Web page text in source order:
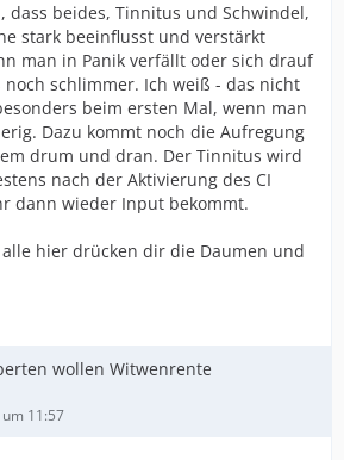
dass beides, Tinnitus und Schwindel,
stark beeinflusst und verstärkt
man in Panik verfällt oder sich drauf
schlimmer. Ich weiß - das nicht
beim ersten Mal, wenn man
Dazu kommt noch die Aufregung
drum und dran. Der Tinnitus wird
nach der Aktivierung des CI
dann wieder Input bekommt.
hier drücken dir die Daumen und
wollen Witwenrente
um 11:57